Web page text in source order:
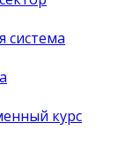
система
курс